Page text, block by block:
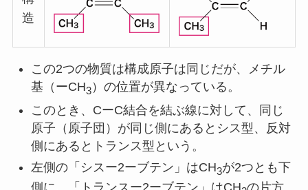
造
この2つの物質は構成原子は同じだが、メチル
基（ーCH3）の位置が異なっている。
このとき、CーC結合を結ぶ線に対して、同じ
原子（原子団）が同じ側にあるとシス型、反対
側にあるとトランス型という。
左側の「シスー2ーブテン」はCH3が2つとも下